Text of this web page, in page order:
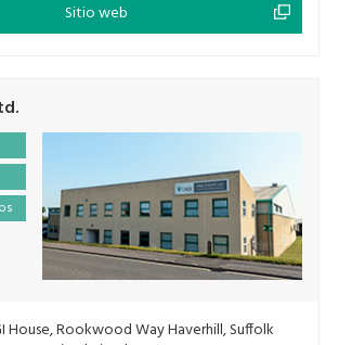
Sitio web
House, Rookwood Way Haverhill, Suffolk